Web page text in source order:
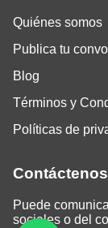
Quiénes somos
Publica tu
Blog
Términos y
Políticas de
Contáctenos
Puede
sociales o del